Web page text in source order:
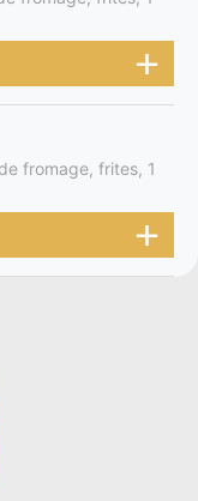
fromage, frites, 1